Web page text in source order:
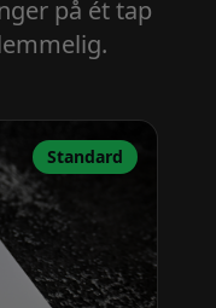
på ét tap
Standard